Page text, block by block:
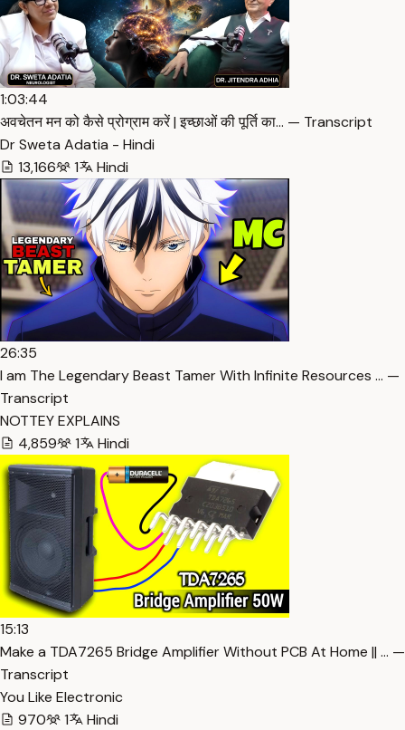
1:03:44
अवचेतन मन को कैसे प्रोग्राम करें | इच्छाओं की पूर्ति का… — Transcript
Dr Sweta Adatia - Hindi
13,166
1 Hindi
26:35
I am The Legendary Beast Tamer With Infinite Resources … —
Transcript
NOTTEY EXPLAINS
4,859
1 Hindi
15:13
Make a TDA7265 Bridge Amplifier Without PCB At Home || … —
Transcript
You Like Electronic
970
1 Hindi